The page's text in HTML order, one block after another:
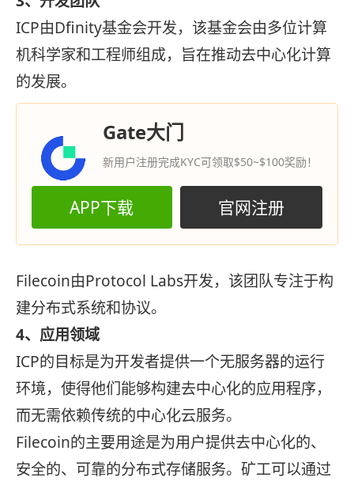
ICP由Dfinity基金会开发，该基金会由多位计算
机科学家和工程师组成，旨在推动去中心化计算
的发展。
Gate大门
新用户注册完成KYC可领取$50~$100奖励！
APP下载 官网注册
Filecoin由Protocol Labs开发，该团队专注于构
建分布式系统和协议。
4、应用领域
ICP的目标是为开发者提供一个无服务器的运行
环境，使得他们能够构建去中心化的应用程序，
而无需依赖传统的中心化云服务。
Filecoin的主要用途是为用户提供去中心化的、
安全的、可靠的分布式存储服务。矿工可以通过